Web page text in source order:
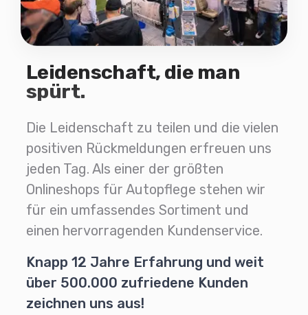
Leidenschaft, die man
spürt.
Die Leidenschaft zu teilen und die vielen
positiven Rückmeldungen erfreuen uns
jeden Tag. Als einer der größten
Onlineshops für Autopflege stehen wir
für ein umfassendes Sortiment und
einen hervorragenden Kundenservice.
Knapp 12 Jahre Erfahrung und weit
über 500.000 zufriedene Kunden
zeichnen uns aus!